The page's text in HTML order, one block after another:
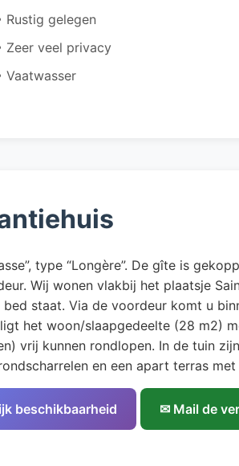
Rustig gelegen
Zeer veel privacy
Vaatwasser
type “Longère”. De gîte is
Wij wonen vlakbij het plaatsje
staat. Via de voordeur komt u
het woon/slaapgedeelte (28 m2)
vrij kunnen rondlopen. In de tuin
en een apart terras
beschikbaarheid ✉ Mail de